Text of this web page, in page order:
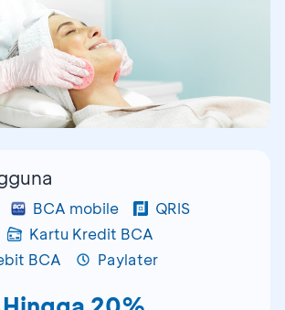
BCA mobile
QRIS
Kartu Kredit BCA
BCA
Paylater